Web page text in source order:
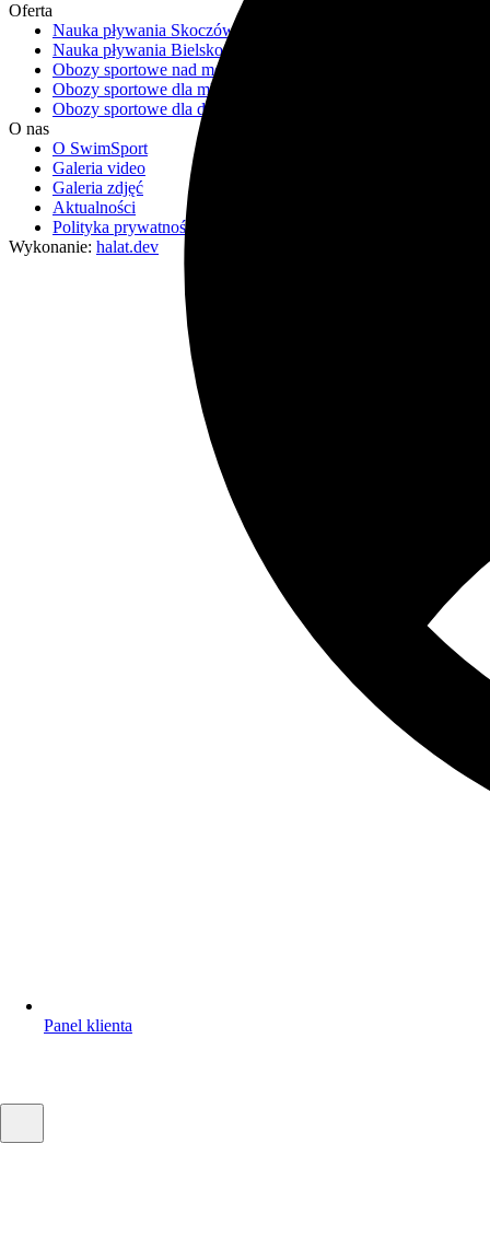
Panel klienta
Oferta
Nauka pływania Skoczów
Nauka pływania Bielsko-Biała
Obozy sportowe nad morzem 2026
Obozy sportowe dla młodzieży
Obozy sportowe dla dzieci
O nas
O SwimSport
Galeria video
Galeria zdjęć
Aktualności
Polityka prywatności
Wykonanie: halat.dev